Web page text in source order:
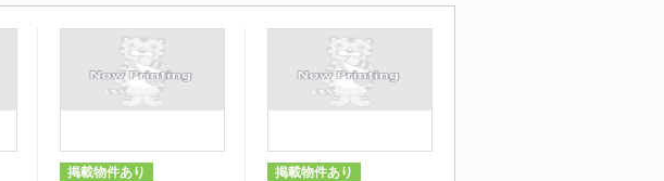
掲載物件あり 掲載物件あり